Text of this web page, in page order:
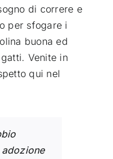
di correre e
per sfogare i
buona ed
Venite in
qui nel